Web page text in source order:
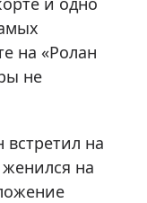
на «Ролан
не
на
на